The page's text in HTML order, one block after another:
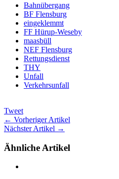
Bahnübergang
BF Flensburg
eingeklemmt
FF Hürup-Weseby
maasbüll
NEF Flensburg
Rettungsdienst
THY
Unfall
Verkehrsunfall
Tweet
← Vorheriger Artikel
Nächster Artikel →
Ähnliche Artikel